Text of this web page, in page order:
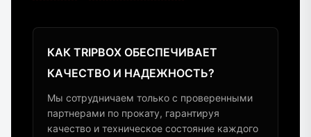
КАК TRIPBOX ОБЕСПЕЧИВАЕТ
КАЧЕСТВО И НАДЕЖНОСТЬ?
Мы сотрудничаем только с проверенными
партнерами по прокату, гарантируя
качество и техническое состояние каждого